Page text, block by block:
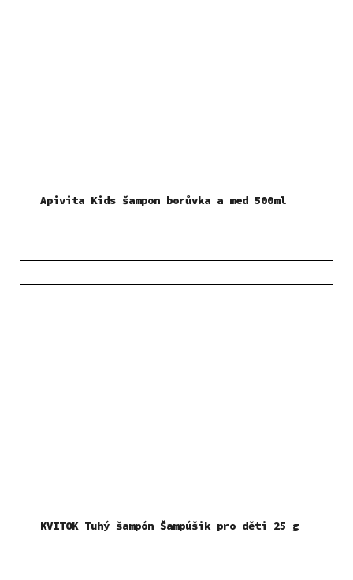
Apivita Kids šampon borůvka a med 500ml
KVITOK Tuhý šampón Šampúšik pro děti 25 g